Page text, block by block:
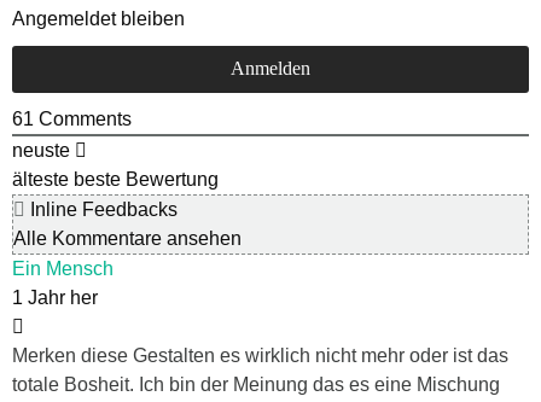
Angemeldet bleiben
61 Comments
neuste
älteste beste Bewertung
Inline Feedbacks
Alle Kommentare ansehen
Ein Mensch
1 Jahr her
Merken diese Gestalten es wirklich nicht mehr oder ist das
totale Bosheit. Ich bin der Meinung das es eine Mischung